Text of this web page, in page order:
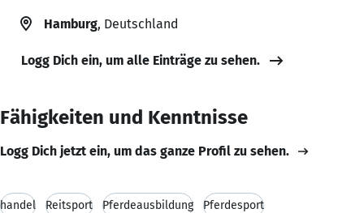
Hamburg, Deutschland
Logg Dich ein, um alle Einträge zu sehen.
Fähigkeiten und Kenntnisse
Logg Dich jetzt ein, um das ganze Profil zu sehen.
handel Reitsport Pferdeausbildung Pferdesport